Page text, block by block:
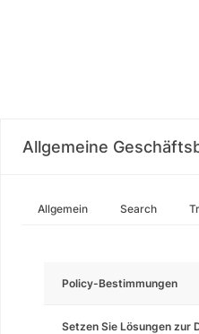
Allgemeine
Allgemein Search
Policy-Bestimmungen
Setzen Sie Lösungen zur